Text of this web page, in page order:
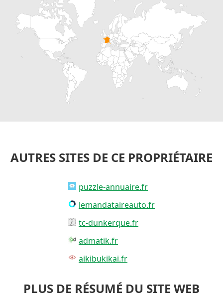
AUTRES SITES DE CE PROPRIÉTAIRE
puzzle-annuaire.fr
lemandataireauto.fr
tc-dunkerque.fr
admatik.fr
aikibukikai.fr
PLUS DE RÉSUMÉ DU SITE WEB